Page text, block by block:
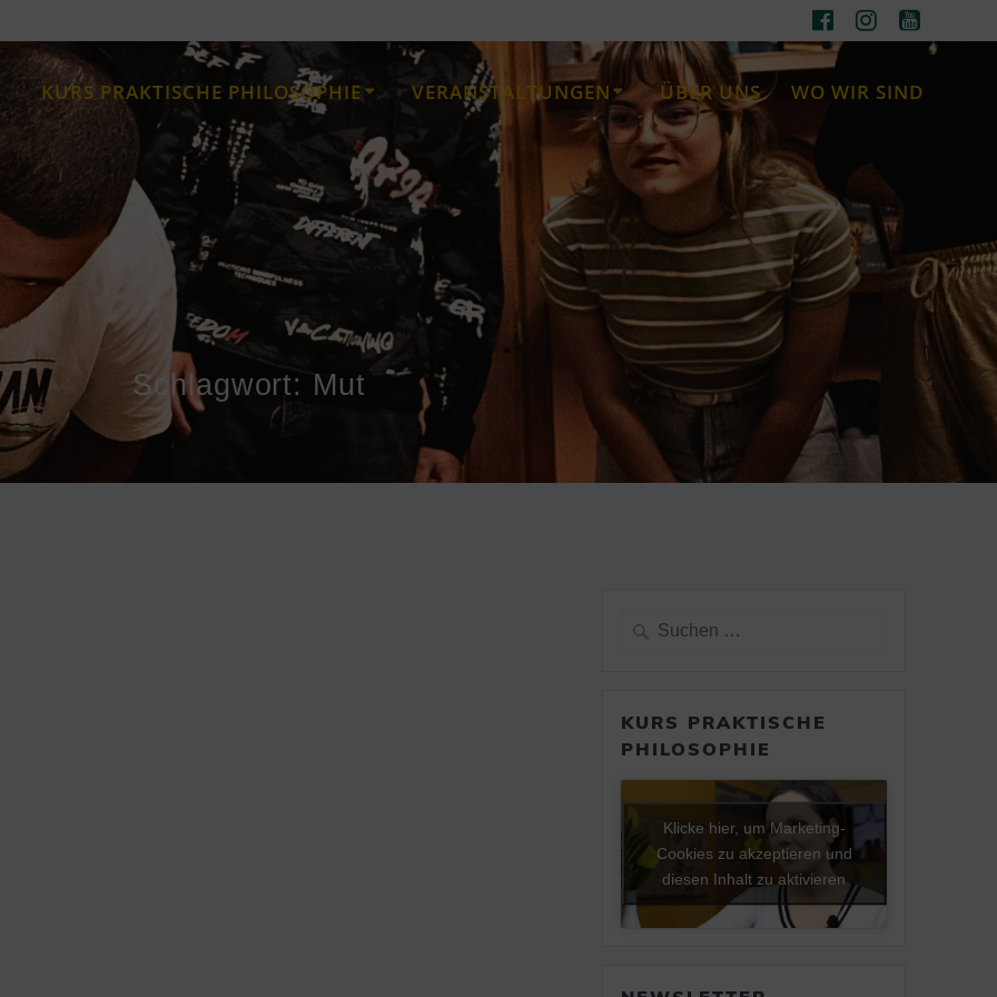
KURS PRAKTISCHE PHILOSOPHIE VERANSTALTUNGEN ÜBER UNS WO WIR SIND
Schlagwort: Mut
Suche
KURS PRAKTISCHE
PHILOSOPHIE
Klicke hier, um Marketing-
Cookies zu akzeptieren und
diesen Inhalt zu aktivieren